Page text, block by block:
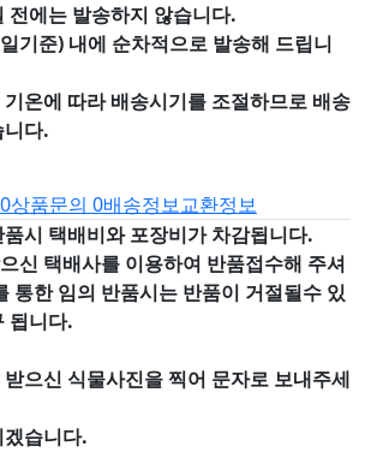
전에는 발송하지 않습니다.
기준) 내에 순차적으로 발송해 드립니
온에 따라 배송시기를 조절하므로 배송
다.
0상품문의 0배송정보교환정보
시 택배비와 포장비가 차감됩니다.
신 택배사를 이용하여 반품접수해 주셔
통한 임의 반품시는 반품이 거절될수 있
됩니다.
으신 식물사진을 찍어 문자로 보내주세
습니다.